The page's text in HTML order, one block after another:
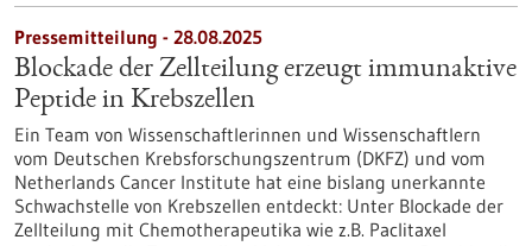
Pressemitteilung - 28.08.2025
Blockade der Zellteilung erzeugt immunaktive
Peptide in Krebszellen
Ein Team von Wissenschaftlerinnen und Wissenschaftlern
vom Deutschen Krebsforschungszentrum (DKFZ) und vom
Netherlands Cancer Institute hat eine bislang unerkannte
Schwachstelle von Krebszellen entdeckt: Unter Blockade der
Zellteilung mit Chemotherapeutika wie z.B. Paclitaxel